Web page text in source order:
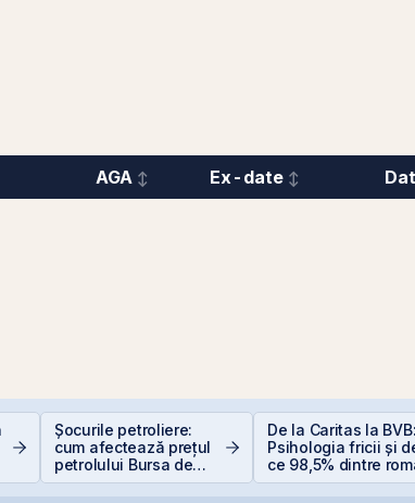
AGA Ex-date
Șocurile petroliere:
cum afectează prețul
petrolului Bursa de
Valori București
De la Caritas la BVB:
Psihologia fricii și
ce 98,5% dintre
evită investițiile la